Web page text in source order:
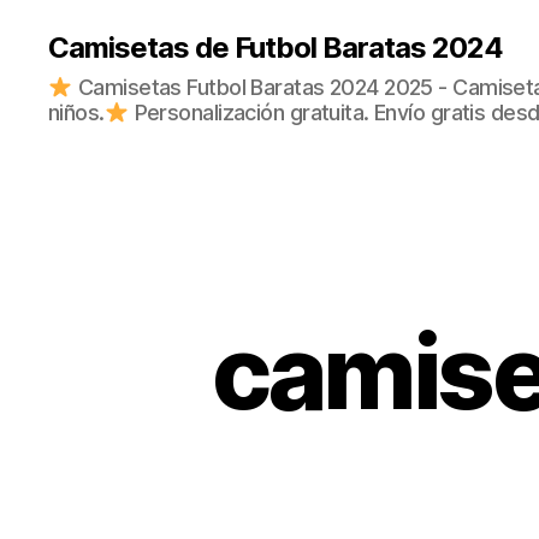
Camisetas de Futbol Baratas 2024
Camisetas Futbol Baratas 2024 2025 -
niños.
Personalización gratuita. Envío gratis